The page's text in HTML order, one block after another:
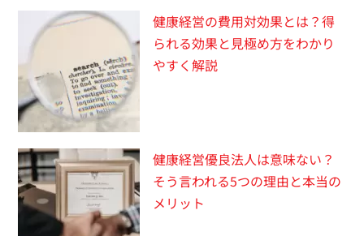
健康経営の費用対効果とは？得
られる効果と見極め方をわかり
やすく解説
健康経営優良法人は意味ない？
そう言われる5つの理由と本当の
メリット